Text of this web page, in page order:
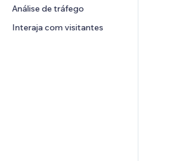
Análise de tráfego
Interaja com visitantes